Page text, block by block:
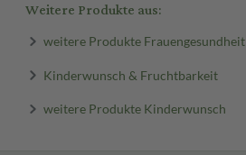
Weitere Produkte aus:
weitere Produkte Frauengesundheit
Kinderwunsch & Fruchtbarkeit
weitere Produkte Kinderwunsch